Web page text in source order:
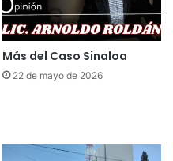
Más del Caso Sinaloa
22 de mayo de 2026